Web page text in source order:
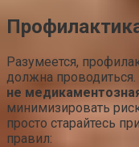
Разумеется,
должна
не
минимизировать
просто старайтесь
правил: